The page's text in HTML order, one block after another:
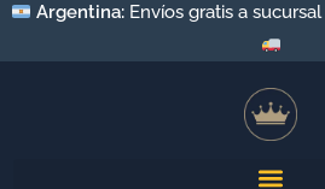
Argentina: Envíos gratis a